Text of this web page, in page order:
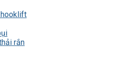
hooklift
rắn